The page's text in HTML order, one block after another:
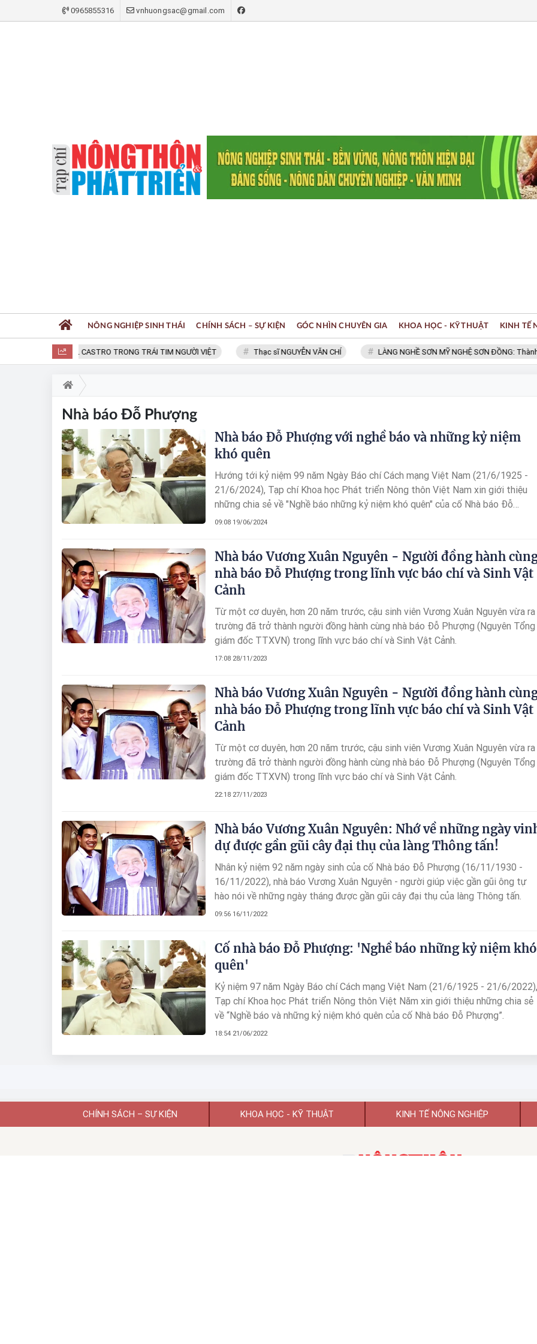
0965855316 vnhuongsac@gmail.com
FIDEL CASTRO TRONG TRÁI TIM NGƯỜI VIỆT Thạc sĩ NGUYỄN VĂN CHÍ LÀNG NGHỀ SƠN MỸ NGHỆ SƠN ĐỒNG:
NÔNG NGHIỆP SINH THÁI CHÍNH SÁCH – SỰ KIỆN GÓC NHÌN CHUYÊN GIA KHOA HỌC - KỸ THUẬT KINH TẾ
Nhà báo Đỗ Phượng
Nhà báo Đỗ Phượng với nghề báo và những kỷ niệm
khó quên
Hướng tới kỷ niệm 99 năm Ngày Báo chí Cách mạng Việt Nam (21/6/1925 -
21/6/2024), Tạp chí Khoa học Phát triển Nông thôn Việt Nam xin giới thiệu
những chia sẻ về "Nghề báo những kỷ niệm khó quên" của cố Nhà báo Đỗ
Phượng qua ghi chép của một người giúp việc, cũng là đồng nghiệp cùng làm
09:08 19/06/2024
Nhà báo Vương Xuân Nguyên - Người đồng hành
nhà báo Đỗ Phượng trong lĩnh vực báo chí và Sinh Vật
Cảnh
Từ một cơ duyên, hơn 20 năm trước, cậu sinh viên Vương Xuân Nguyên vừa ra
trường đã trở thành người đồng hành cùng nhà báo Đỗ Phượng (Nguyên Tổng
giám đốc TTXVN) trong lĩnh vực báo chí và Sinh Vật Cảnh.
17:08 28/11/2023
Nhà báo Vương Xuân Nguyên - Người đồng hành
nhà báo Đỗ Phượng trong lĩnh vực báo chí và Sinh Vật
Cảnh
Từ một cơ duyên, hơn 20 năm trước, cậu sinh viên Vương Xuân Nguyên vừa ra
trường đã trở thành người đồng hành cùng nhà báo Đỗ Phượng (Nguyên Tổng
giám đốc TTXVN) trong lĩnh vực báo chí và Sinh Vật Cảnh.
22:18 27/11/2023
Nhà báo Vương Xuân Nguyên: Nhớ về những ngày
dự được gần gũi cây đại thụ của làng Thông tấn!
Nhân kỷ niệm 92 năm ngày sinh của cố Nhà báo Đỗ Phượng (16/11/1930 -
16/11/2022), nhà báo Vương Xuân Nguyên - người giúp việc gần gũi ông tự
hào nói về những ngày tháng được gần gũi cây đại thụ của làng Thông tấn.
09:56 16/11/2022
Cố nhà báo Đỗ Phượng: 'Nghề báo những kỷ niệm khó
quên'
Kỷ niệm 97 năm Ngày Báo chí Cách mạng Việt Nam (21/6/1925 - 21/6/2022),
Tạp chí Khoa học Phát triển Nông thôn Việt Năm xin giới thiệu những chia sẻ
về “Nghề báo và những kỷ niệm khó quên của cố Nhà báo Đỗ Phượng”.
18:54 21/06/2022
CHÍNH SÁCH – SỰ KIỆN KHOA HỌC - KỸ THUẬT KINH TẾ NÔNG NGHIỆP